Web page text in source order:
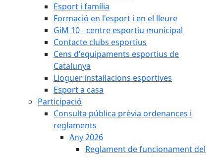
Esport i família
Formació en l'esport i en el lleure
GiM 10 - centre esportiu municipal
Contacte clubs esportius
Cens d'equipaments esportius de
Catalunya
Lloguer instal·lacions esportives
Esport a casa
Participació
Consulta pública prèvia ordenances i
reglaments
Any 2026
Reglament de funcionament del